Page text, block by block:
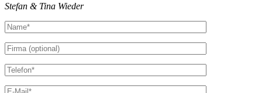
Stefan & Tina Wieder